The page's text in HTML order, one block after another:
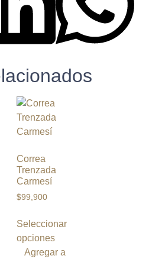
Correa
Trenzada
Carmesí
$99,900
Seleccionar
opciones
Agregar a